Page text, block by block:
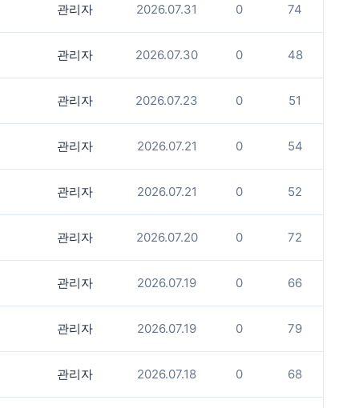
관리자 2026.07.31 0 74
관리자 2026.07.30 0 48
관리자 2026.07.23 0 51
관리자 2026.07.21 0 54
관리자 2026.07.21 0 52
관리자 2026.07.20 0 72
관리자 2026.07.19 0 66
관리자 2026.07.19 0 79
관리자 2026.07.18 0 68